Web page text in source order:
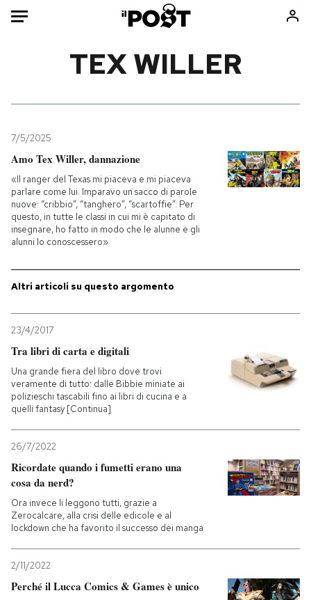
Mondo
Politica
Tecnologia
Internet
Scienza
Cultura
Consumismi
Storie/Idee
Ok Boomer!
Media
Europa
PODCAST
NEWSLETTER
I MIEI PREFERITI
SHOP
CALENDARIO
AREA PERSONALE
TEX WILLER
7/5/2025
Amo Tex Willer, dannazione
«Il ranger del Texas mi piaceva e mi piaceva
parlare come lui. Imparavo un sacco di parole
nuove: “cribbio”, “tanghero”, “scartoffie”. Per
questo, in tutte le classi in cui mi è capitato di
insegnare, ho fatto in modo che le alunne e gli
alunni lo conoscessero»
Altri articoli su questo argomento
23/4/2017
Tra libri di carta e digitali
Una grande fiera del libro dove trovi
veramente di tutto: dalle Bibbie miniate ai
polizieschi tascabili fino ai libri di cucina e a
quelli fantasy [Continua]
26/7/2022
Ricordate quando i fumetti erano una
cosa da nerd?
Ora invece li leggono tutti, grazie a
Zerocalcare, alla crisi delle edicole e al
lockdown che ha favorito il successo dei manga
2/11/2022
Perché il Lucca Comics & Games è unico